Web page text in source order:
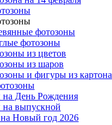
фотозоны
фотозоны
из цветов
из шаров
и фигуры из картона
День Рождения
выпускной
Новый год 2026